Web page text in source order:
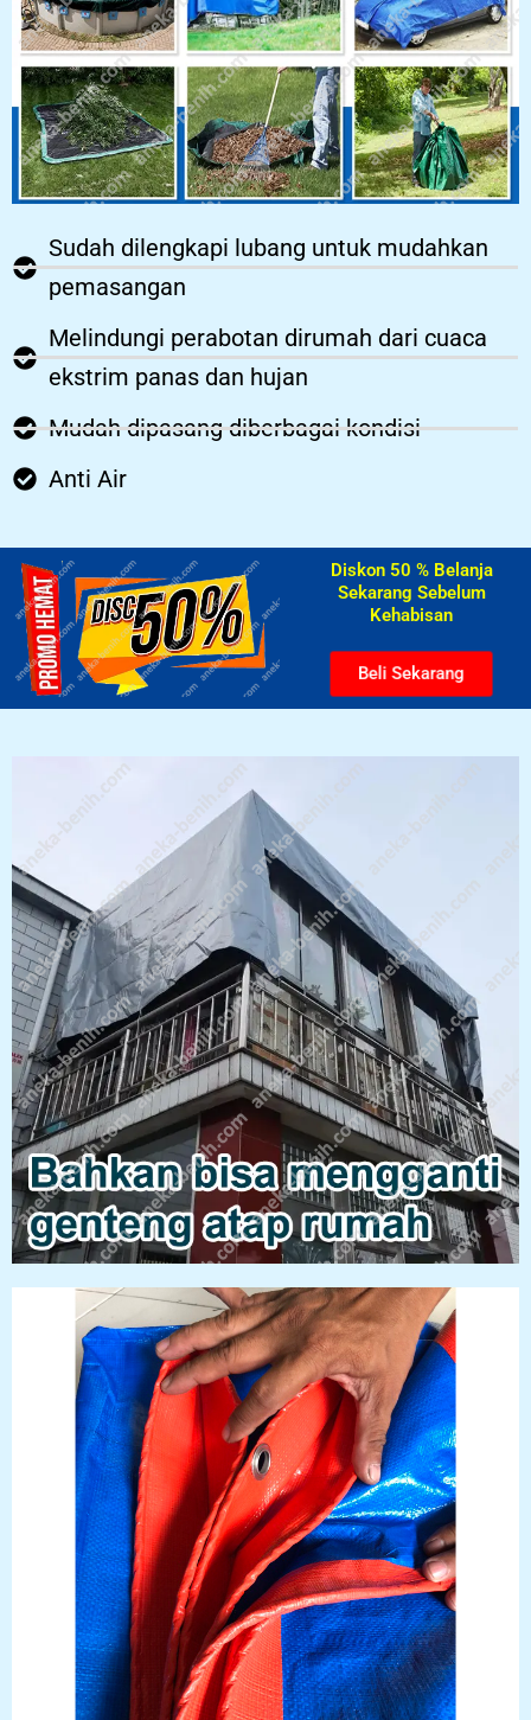
Sudah dilengkapi lubang untuk mudahkan
pemasangan
Melindungi perabotan dirumah dari cuaca
ekstrim panas dan hujan
Mudah dipasang diberbagai kondisi
Anti Air
Diskon 50 % Belanja
Sekarang Sebelum
Kehabisan​
Beli Sekarang